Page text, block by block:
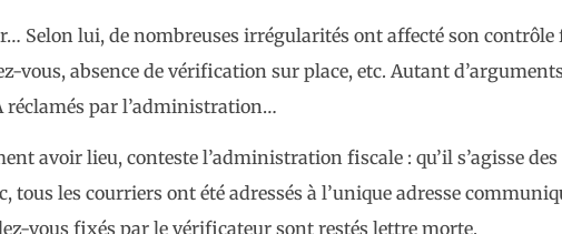
Selon lui, de nombreuses irrégularités ont affecté son contrôle
vous, absence de vérification sur place, etc. Autant
réclamés par l’administration…
avoir lieu, conteste l’administration fiscale : qu’il s’agisse
tous les courriers ont été adressés à l’unique adresse
vous fixés par le vérificateur sont restés lettre morte.